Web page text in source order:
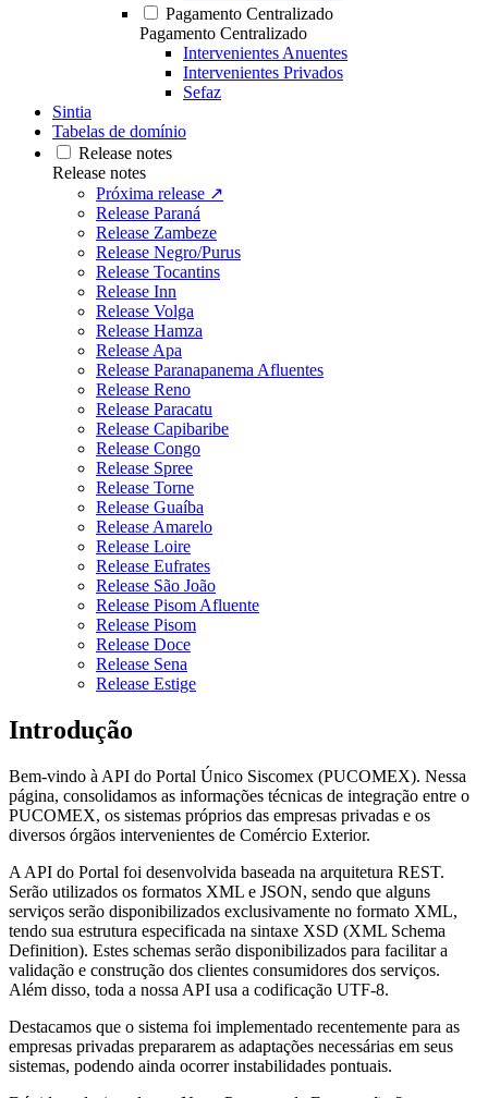
Pagamento Centralizado
Pagamento Centralizado
Intervenientes Anuentes
Intervenientes Privados
Sefaz
Sintia
Tabelas de domínio
Release notes
Release notes
Próxima release ↗
Release Paraná
Release Zambeze
Release Negro/Purus
Release Tocantins
Release Inn
Release Volga
Release Hamza
Release Apa
Release Paranapanema Afluentes
Release Reno
Release Paracatu
Release Capibaribe
Release Congo
Release Spree
Release Torne
Release Guaíba
Release Amarelo
Release Loire
Release Eufrates
Release São João
Release Pisom Afluente
Release Pisom
Release Doce
Release Sena
Release Estige
Introdução
Bem-vindo à API do Portal Único Siscomex (PUCOMEX). Nessa
página, consolidamos as informações técnicas de integração entre o
PUCOMEX, os sistemas próprios das empresas privadas e os
diversos órgãos intervenientes de Comércio Exterior.
A API do Portal foi desenvolvida baseada na arquitetura REST.
Serão utilizados os formatos XML e JSON, sendo que alguns
serviços serão disponibilizados exclusivamente no formato XML,
tendo sua estrutura especificada na sintaxe XSD (XML Schema
Definition). Estes schemas serão disponibilizados para facilitar a
validação e construção dos clientes consumidores dos serviços.
Além disso, toda a nossa API usa a codificação UTF-8.
Destacamos que o sistema foi implementado recentemente para as
empresas privadas prepararem as adaptações necessárias em seus
sistemas, podendo ainda ocorrer instabilidades pontuais.